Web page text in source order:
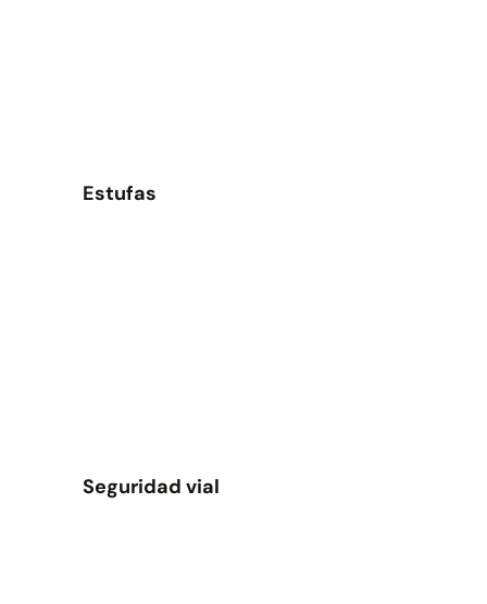
Estufas
Seguridad vial